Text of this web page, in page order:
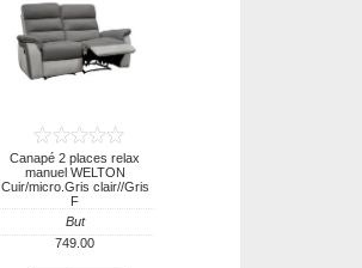
Canapé 2 places relax
manuel WELTON
Cuir/micro.Gris clair//Gris
F
But
749.00